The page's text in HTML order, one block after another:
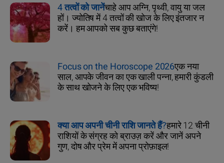
4 तत्वों को जानेंचाहे आप अग्नि, पृथ्वी, वायु या जल
हों। ज्योतिष में 4 तत्वों की खोज के लिए इंतजार न
करें। हम आपको सब कुछ बताएंगे!
Focus on the Horoscope 2026एक नया
साल, आपके जीवन का एक खाली पन्ना, हमारी कुंडली
के साथ खोजने के लिए एक भविष्य!
क्या आप अपनी चीनी राशि जानते हैं?हमारे 12 चीनी
राशियों के संग्रह को ब्राउज़ करें और जानें अपने
गुण, दोष और प्रेम में अपना प्रोफ़ाइल!